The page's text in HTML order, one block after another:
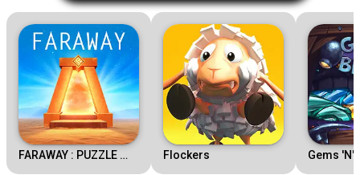
FARAWAY : PUZZLE ESCAPE Flockers Gems 'N'